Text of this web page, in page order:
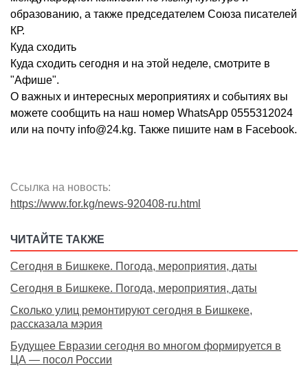
образованию, а также председателем Союза писателей
КР.
Куда сходить
Куда сходить сегодня и на этой неделе, смотрите в
"Афише".
О важных и интересных мероприятиях и событиях вы
можете сообщить на наш номер WhatsApp 0555312024
или на почту info@24.kg. Также пишите нам в Facebook.
Ссылка на новость:
https://www.for.kg/news-920408-ru.html
ЧИТАЙТЕ ТАКЖЕ
Сегодня в Бишкеке. Погода, мероприятия, даты
Сегодня в Бишкеке. Погода, мероприятия, даты
Сколько улиц ремонтируют сегодня в Бишкеке,
рассказала мэрия
Будущее Евразии сегодня во многом формируется в
ЦА — посол России